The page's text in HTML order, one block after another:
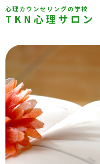
心理カウンセリングの学校
TKN心理サロン